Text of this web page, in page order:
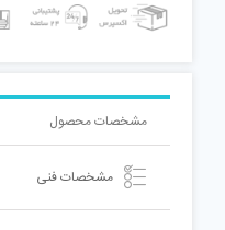
مشخصات محصول
مشخصات فنی